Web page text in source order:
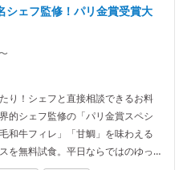
ルレストランで使える2万円分ご優
大30％O
（※時期・人数により異なります）
シェフ監修！パリ金賞受賞大
り！シェフと直接相談できるお料
的シェフ監修の「パリ金賞スペシ
和牛フィレ」「甘鯛」を味わえる
を無料試食。平日ならではのゆっ